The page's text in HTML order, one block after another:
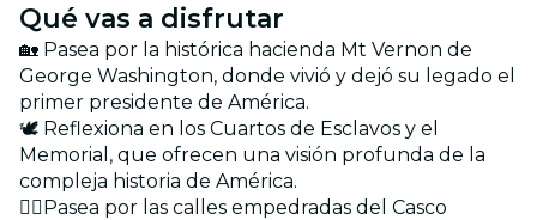
Qué vas a disfrutar
🏡 Pasea por la histórica hacienda Mt Vernon de
George Washington, donde vivió y dejó su legado el
primer presidente de América.
🕊️ Reflexiona en los Cuartos de Esclavos y el
Memorial, que ofrecen una visión profunda de la
compleja historia de América.
🚶‍♂️Pasea por las calles empedradas del Casco